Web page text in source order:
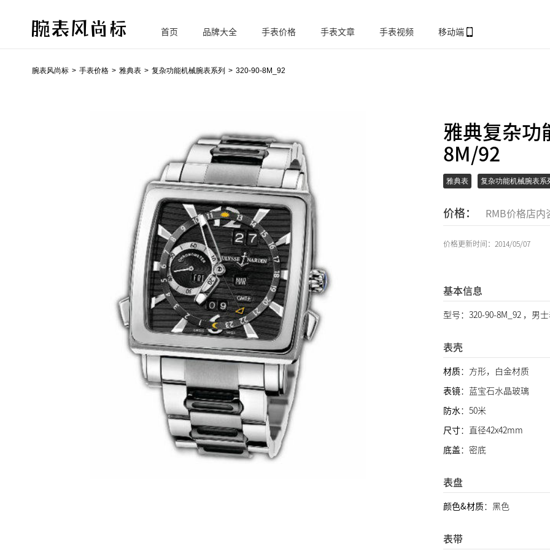
腕
首页 品牌大全 手表价格 手表文章 手表视频 移动端
腕表风尚标 手表价格 雅典表 复杂功能机械腕表系列 320-90-8M_92
雅典复杂功
8M/92
雅典表 复杂功能机械腕表系
价格： RMB价格店内
价格更新时间：2014/05/07
基本信息
型号：320-90-8M_92 ，男
表壳
材质：方形，白金材质
表镜：蓝宝石水晶玻璃
防水：50米
尺寸：直径42x42mm
底盖：密底
表盘
颜色&材质：黑色
表带